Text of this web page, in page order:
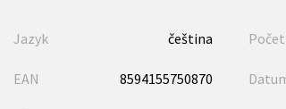
Jazyk čeština
EAN 8594155750870